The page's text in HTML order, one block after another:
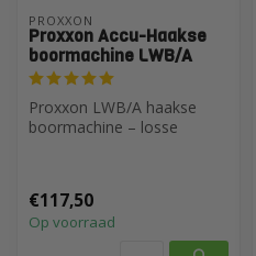
PROXXON
Proxxon Accu-Haakse
boormachine LWB/A
Proxxon LWB/A haakse
boormachine – losse
€117,50
Op voorraad